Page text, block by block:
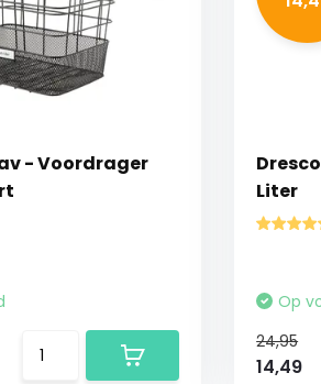
- Voordrager
Liter
Op
24,95
14,49